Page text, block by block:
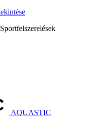
Sportfelszerelések
AQUASTIC